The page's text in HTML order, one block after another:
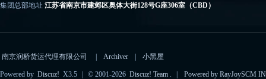
集团总部地址 江苏省南京市建邺区奥体大街128号G座306室（CBD）
电子邮箱 importcs@rayjoyscm.com（进口）、exportcs@rayjoyscm.com（出口）
南京润桥货运代理有限公司 Archiver 小黑屋
Powered by Discuz! X3.5 © 2001-2026 Discuz! Team . Powered by RayJoySCM